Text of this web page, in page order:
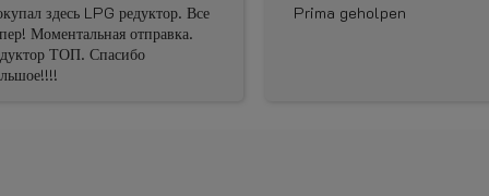
редуктор. Все
отправка.
Prima geholpen